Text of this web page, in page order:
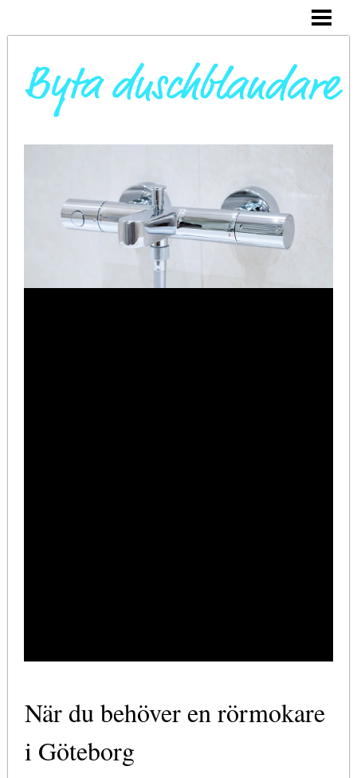
BYTA VARMVATTENBEREDARE
BYTA BLANDARE I HANDFAT
När du behöver en rörmokare
i Göteborg